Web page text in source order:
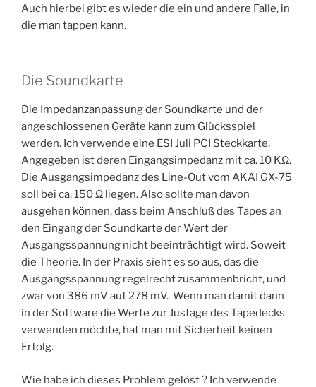
Auch hierbei gibt es wieder die ein und andere Falle, in
die man tappen kann.
Die Soundkarte
Die Impedanzanpassung der Soundkarte und der
angeschlossenen Geräte kann zum Glücksspiel
werden. Ich verwende eine ESI Juli PCI Steckkarte.
Angegeben ist deren Eingangsimpedanz mit ca. 10 KΩ.
Die Ausgangsimpedanz des Line-Out vom AKAI GX-75
soll bei ca. 150 Ω liegen. Also sollte man davon
ausgehen können, dass beim Anschluß des Tapes an
den Eingang der Soundkarte der Wert der
Ausgangsspannung nicht beeinträchtigt wird. Soweit
die Theorie. In der Praxis sieht es so aus, das die
Ausgangsspannung regelrecht zusammenbricht, und
zwar von 386 mV auf 278 mV. Wenn man damit dann
in der Software die Werte zur Justage des Tapedecks
verwenden möchte, hat man mit Sicherheit keinen
Erfolg.
Wie habe ich dieses Problem gelöst ? Ich verwende